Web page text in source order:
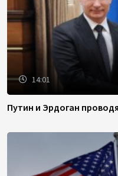
14:01
Путин и Эрдоган